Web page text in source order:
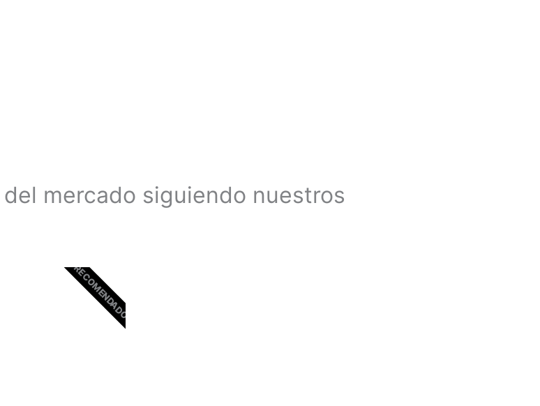
mercado siguiendo nuestros
RECOMENDADO